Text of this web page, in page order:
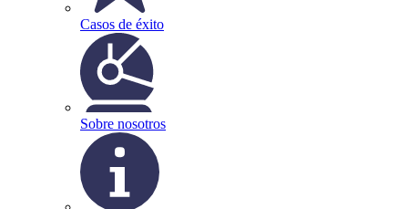
Casos de éxito
Sobre nosotros